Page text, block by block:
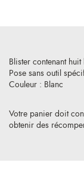
Votre panier doit
obtenir des
Blister contenant
Pose sans outil
Couleur : Blanc